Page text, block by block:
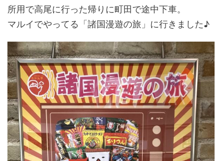
所用で高尾に行った帰りに町田で途中下車。
マルイでやってる「諸国漫遊の旅」に行きました♪